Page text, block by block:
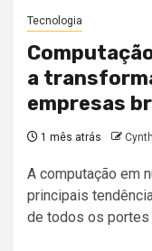
Tecnologia
a
empresas
1 mês atrás
A computação em
principais
de todos os portes